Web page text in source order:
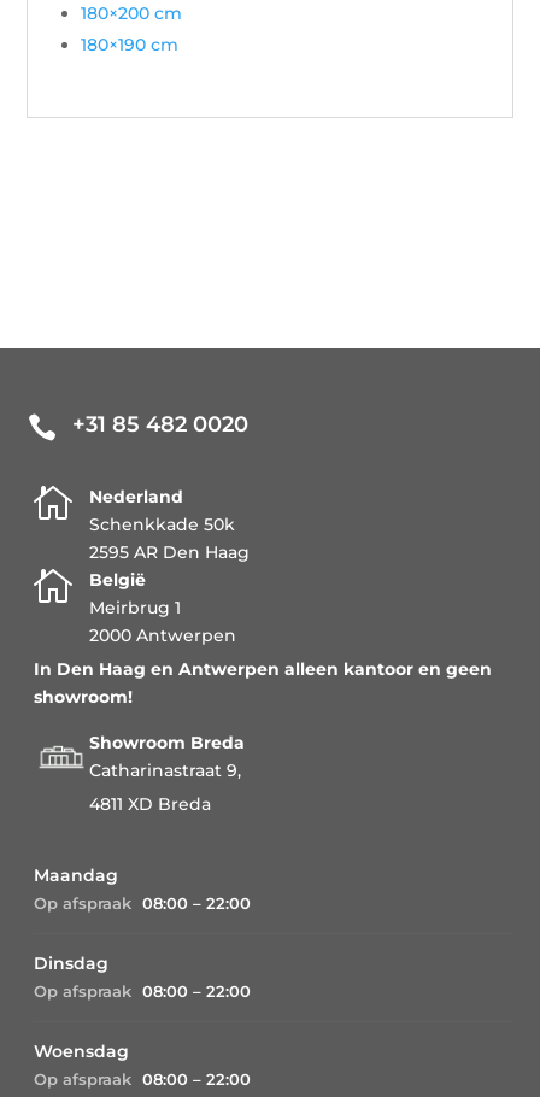
180×200 cm
180×190 cm
 +31 85 482 0020

Nederland
Schenkkade 50k
2595 AR Den Haag

België
Meirbrug 1
2000 Antwerpen
In Den Haag en Antwerpen alleen kantoor en geen
showroom!
Showroom Breda
Catharinastraat 9,
4811 XD Breda
Maandag
Op afspraak 08:00 – 22:00
Dinsdag
Op afspraak 08:00 – 22:00
Woensdag
Op afspraak 08:00 – 22:00